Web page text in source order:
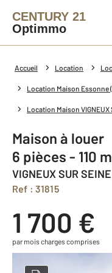
CENTURY 21
Optimmo
Accueil Location
Location Maison Essonne
Location Maison VIGNEUX
Maison à louer
6 pièces - 110 m
VIGNEUX SUR
Ref : 31815
1 700 €
par mois charges comprises